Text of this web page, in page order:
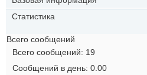
Статистика
Всего сообщений
Всего сообщений
19
Сообщений в день 0.00